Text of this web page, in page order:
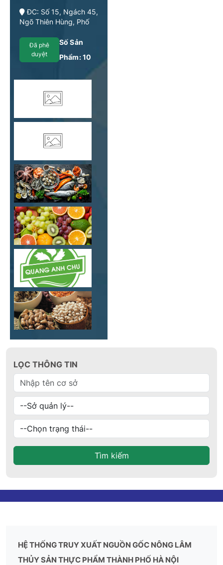
ĐC: Số 15, Ngách 45,
Ngõ Thiên Hùng, Phố
Văn Miếu - Quốc Tử
Giám, TP Hà Nội
Đã phê
duyệt
Số Sản
Phẩm:10
LỌC THÔNG TIN
Tìm kiếm
HỆ THỐNG TRUY XUẤT NGUỒN GỐC NÔNG LÂM
THỦY SẢN THỰC PHẨM THÀNH PHỐ HÀ NỘI